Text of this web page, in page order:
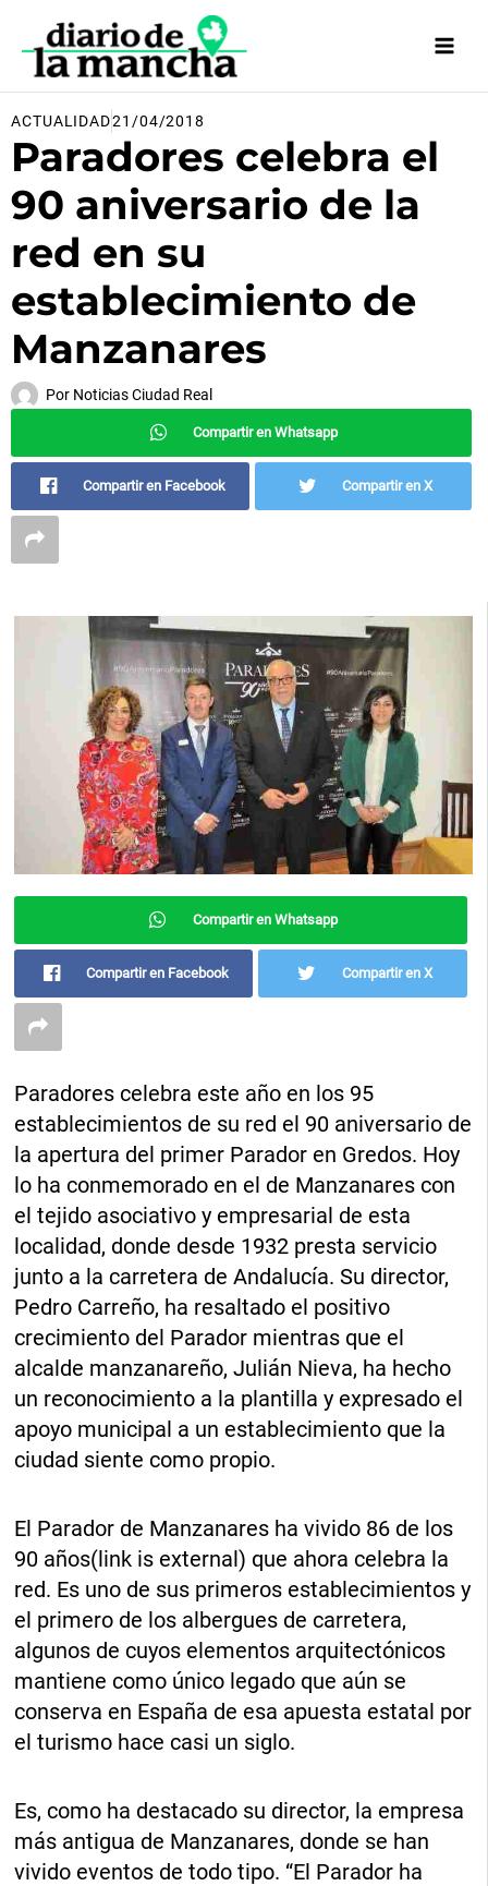
contenido
ACTUALIDAD21/04/2018
Paradores celebra el
90 aniversario de la
red en su
establecimiento de
Manzanares
Por Noticias Ciudad Real
Compartir en Whatsapp
Compartir en Facebook Compartir en X
Compartir en Whatsapp
Compartir en Facebook Compartir en X
Paradores celebra este año en los 95
establecimientos de su red el 90 aniversario de
la apertura del primer Parador en Gredos. Hoy
lo ha conmemorado en el de Manzanares con
el tejido asociativo y empresarial de esta
localidad, donde desde 1932 presta servicio
junto a la carretera de Andalucía. Su director,
Pedro Carreño, ha resaltado el positivo
crecimiento del Parador mientras que el
alcalde manzanareño, Julián Nieva, ha hecho
un reconocimiento a la plantilla y expresado el
apoyo municipal a un establecimiento que la
ciudad siente como propio.
El Parador de Manzanares ha vivido 86 de los
90 años(link is external) que ahora celebra la
red. Es uno de sus primeros establecimientos y
el primero de los albergues de carretera,
algunos de cuyos elementos arquitectónicos
mantiene como único legado que aún se
conserva en España de esa apuesta estatal por
el turismo hace casi un siglo.
Es, como ha destacado su director, la empresa
más antigua de Manzanares, donde se han
vivido eventos de todo tipo. “El Parador ha